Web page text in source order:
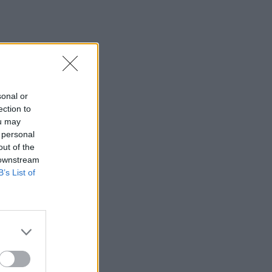
or
to
may
of the
List of
Φεστιβάλ Κρήτης: Μάγεψε η
μουσικοχορευτική παράσταση "Donna
Nobis Pace - Echoes of Hope"» -